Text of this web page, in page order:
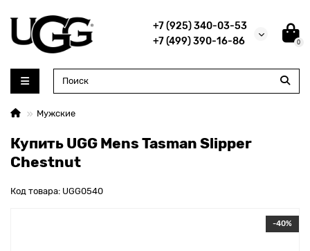
+7 (925) 340-03-53
+7 (499) 390-16-86
0
Мужские
Купить UGG Mens Tasman Slipper
Chestnut
Код товара: UGG0540
-40%